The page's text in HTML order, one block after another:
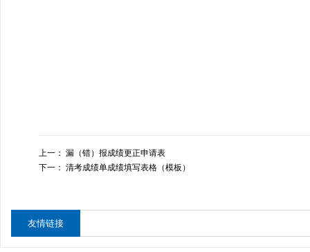
上一： 漏（错）报成绩更正申请表
下一： 清考成绩单成绩填写表格（模板）
友情链接